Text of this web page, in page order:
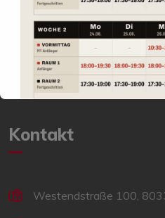
Studio bieten wir Kurse für
Fortgeschrittene,
Zum Probetraining
Kontakt
Westendstraße 100,